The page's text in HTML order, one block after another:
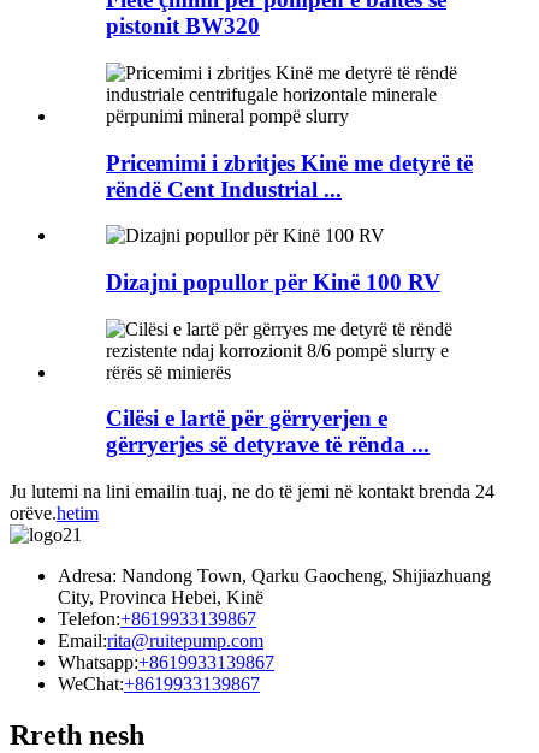
pistonit BW320
Pricemimi i zbritjes Kinë me detyrë të
rëndë Cent Industrial ...
Dizajni popullor për Kinë 100 RV
Cilësi e lartë për gërryerjen e
gërryerjes së detyrave të rënda ...
Ju lutemi na lini emailin tuaj, ne do të jemi në kontakt brenda 24
orëve.hetim
Adresa: Nandong Town, Qarku Gaocheng, Shijiazhuang
City, Provinca Hebei, Kinë
Telefon:+8619933139867
Email:rita@ruitepump.com
Whatsapp:+8619933139867
WeChat:+8619933139867
Rreth nesh